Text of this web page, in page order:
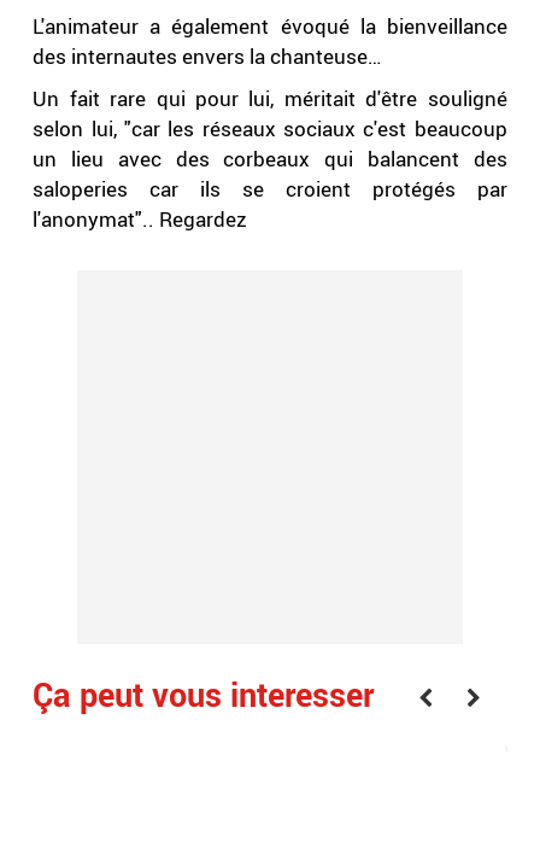
L'animateur a également évoqué la bienveillance
des internautes envers la chanteuse…
Un fait rare qui pour lui, méritait d'être souligné
selon lui, "car les réseaux sociaux c'est beaucoup
un lieu avec des corbeaux qui balancent des
saloperies car ils se croient protégés par
l'anonymat".. Regardez
Ça peut vous interesser